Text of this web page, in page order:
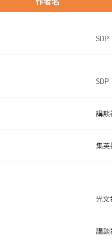
SDP
SDP
講談
集英
光文
講談